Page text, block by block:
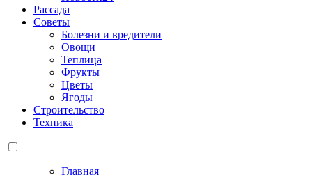
Рассада
Советы
Болезни и вредители
Овощи
Теплица
Фрукты
Цветы
Ягоды
Строительство
Техника
Главная